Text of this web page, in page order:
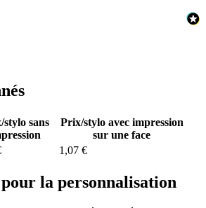
sans
Prix/stylo avec impression
sur une face
1,07 €
la personnalisation